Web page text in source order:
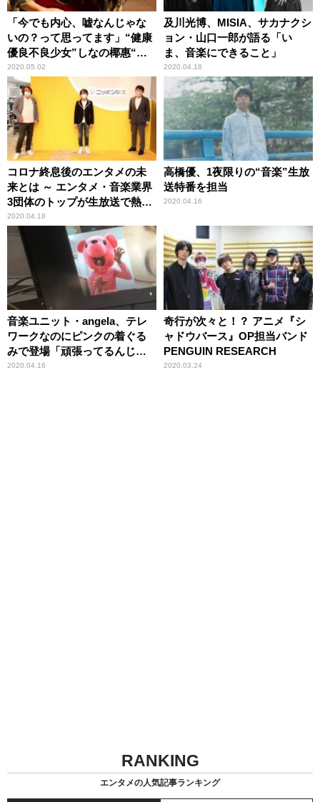
「今でも内心、嘘なんじゃな
いの？って思ってます」“健康
優良不良少女”しなの椰惠“オ
ールナイトニッポン”初登場！
2020.05.02
及川光博、MISIA、サカナクシ
ョン・山口一郎が語る「い
ま、音楽にできること」
2020.04.18
コロナ終息後のエンタメの未
来とは ～ エンタメ・音楽業界
3団体のトップが生放送で熱く
語った3時間
2020.04.18
高橋優、1夜限りの“音楽”生放
送特番を担当
2020.04.16
音楽ユニット・angela、テレ
ワークなのにピンクの着ぐる
みで登場「頑張ってるんじゃ
ないんです」
2020.04.16
奇行が次々と！？ アニメ『シ
ャドウバース』OP担当バンド
PENGUIN RESEARCH
2020.03.24
RANKING
エンタメの人気記事ランキング